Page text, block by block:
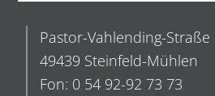
Pastor-Vahlending-Straße
49439 Steinfeld-Mühlen
Fon: 0 54 92-92 73 73